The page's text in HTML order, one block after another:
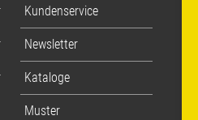
Kundenservice
Newsletter
Kataloge
Muster